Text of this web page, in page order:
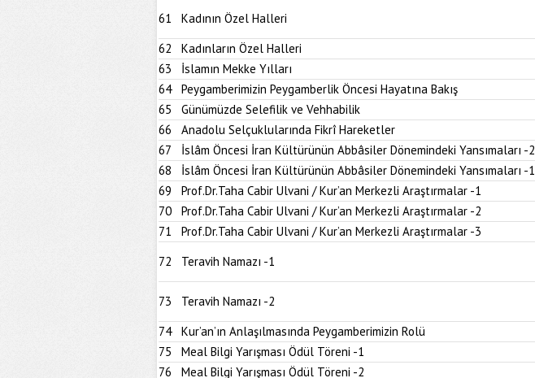
61
Kadının Özel Halleri
62
Kadınların Özel Halleri
63
İslamın Mekke Yılları
64
Peygamberimizin Peygamberlik Öncesi Hayatına Bakış
65
Günümüzde Selefilik ve Vehhabilik
66
Anadolu Selçuklularında Fikrî Hareketler
67
İslâm Öncesi İran Kültürünün Abbâsiler Dönemindeki Yansımaları -2
68
İslâm Öncesi İran Kültürünün Abbâsiler Dönemindeki Yansımaları -1
69
Prof.Dr.Taha Cabir Ulvani / Kur’an Merkezli Araştırmalar -1
70
Prof.Dr.Taha Cabir Ulvani / Kur’an Merkezli Araştırmalar -2
71
Prof.Dr.Taha Cabir Ulvani / Kur’an Merkezli Araştırmalar -3
72
Teravih Namazı -1
73 Teravih Namazı -2
74
Kur’an’ın Anlaşılmasında Peygamberimizin Rolü
75
Meal Bilgi Yarışması Ödül Töreni -1
76
Meal Bilgi Yarışması Ödül Töreni -2